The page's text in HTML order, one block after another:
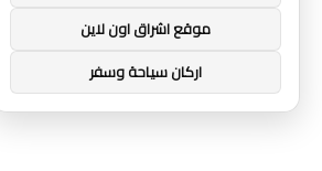
موقع اشراق اون لاين
اركان سياحة وسفر